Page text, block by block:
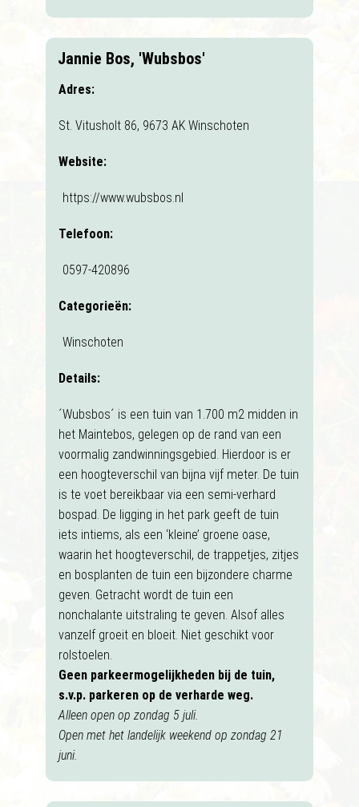
Jannie Bos, 'Wubsbos'
Adres:
St. Vitusholt 86, 9673 AK Winschoten
Website:
https://www.wubsbos.nl
Telefoon:
0597-420896
Categorieën:
Winschoten
Details:
´Wubsbos´ is een tuin van 1.700 m2 midden in
het Maintebos, gelegen op de rand van een
voormalig zandwinningsgebied. Hierdoor is er
een hoogteverschil van bijna vijf meter. De tuin
is te voet bereikbaar via een semi-verhard
bospad. De ligging in het park geeft de tuin
iets intiems, als een ‘kleine’ groene oase,
waarin het hoogteverschil, de trappetjes, zitjes
en bosplanten de tuin een bijzondere charme
geven. Getracht wordt de tuin een
nonchalante uitstraling te geven. Alsof alles
vanzelf groeit en bloeit. Niet geschikt voor
rolstoelen.
Geen parkeermogelijkheden bij de tuin,
s.v.p. parkeren op de verharde weg.
Alleen open op zondag 5 juli.
Open met het landelijk weekend op zondag 21
juni.